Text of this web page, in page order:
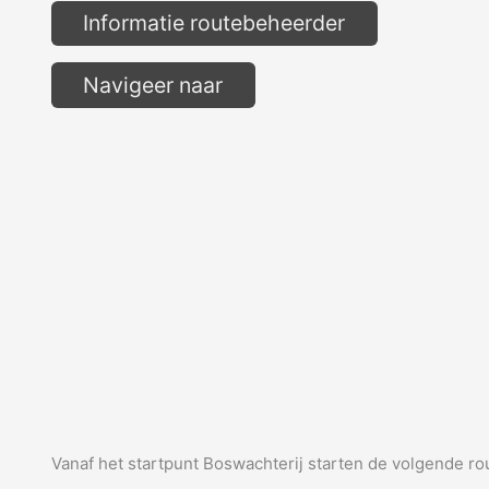
Informatie routebeheerder
Navigeer naar
Vanaf het startpunt Boswachterij starten de volgende